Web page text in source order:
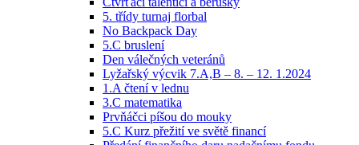
5. třídy turnaj florbal
No Backpack Day
5.C bruslení
Den válečných veteránů
Lyžařský výcvik 7.A,B – 8. – 12. 1.2024
1.A čtení v lednu
3.C matematika
Prvňáčci píšou do mouky
5.C Kurz přežití ve světě financí